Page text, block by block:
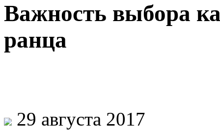
Важность выбора
ранца
29 августа 2017